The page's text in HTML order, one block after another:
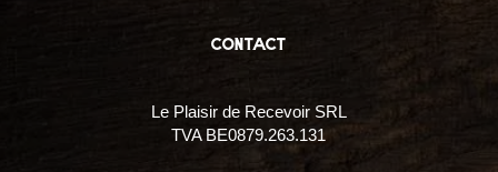
contact
Le Plaisir de Recevoir SRL
TVA BE0879.263.131